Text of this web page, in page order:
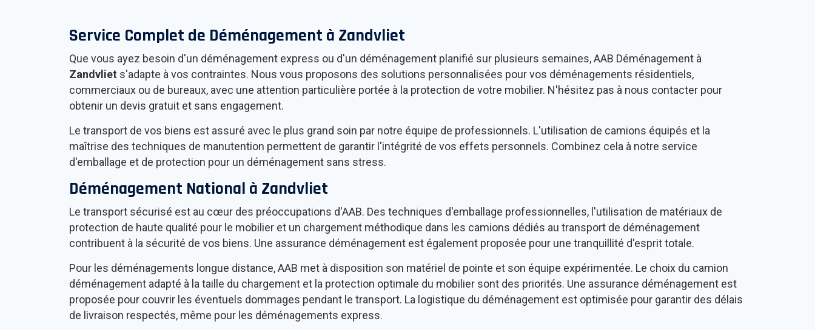
Service Complet de Déménagement à Zandvliet
Que vous ayez besoin d'un déménagement express ou d'un déménagement planifié sur plusieurs semaines, AAB Déménagement à
Zandvliet s'adapte à vos contraintes. Nous vous proposons des solutions personnalisées pour vos déménagements résidentiels,
commerciaux ou de bureaux, avec une attention particulière portée à la protection de votre mobilier. N'hésitez pas à nous contacter pour
obtenir un devis gratuit et sans engagement.
Le transport de vos biens est assuré avec le plus grand soin par notre équipe de professionnels. L'utilisation de camions équipés et la
maîtrise des techniques de manutention permettent de garantir l'intégrité de vos effets personnels. Combinez cela à notre service
d'emballage et de protection pour un déménagement sans stress.
Déménagement National à Zandvliet
Le transport sécurisé est au cœur des préoccupations d'AAB. Des techniques d'emballage professionnelles, l'utilisation de matériaux de
protection de haute qualité pour le mobilier et un chargement méthodique dans les camions dédiés au transport de déménagement
contribuent à la sécurité de vos biens. Une assurance déménagement est également proposée pour une tranquillité d'esprit totale.
Pour les déménagements longue distance, AAB met à disposition son matériel de pointe et son équipe expérimentée. Le choix du camion
déménagement adapté à la taille du chargement et la protection optimale du mobilier sont des priorités. Une assurance déménagement est
proposée pour couvrir les éventuels dommages pendant le transport. La logistique du déménagement est optimisée pour garantir des délais
de livraison respectés, même pour les déménagements express.